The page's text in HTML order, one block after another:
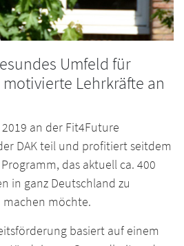
Umfeld für
Lehrkräfte an
an der Fit4Future
DAK teil und profitiert seitdem
das aktuell ca. 400
in ganz Deutschland zu
möchte.
basiert auf einem